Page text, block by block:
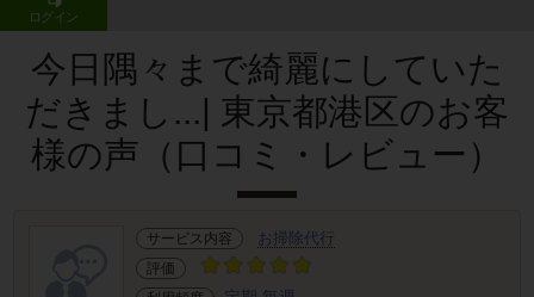
ログイン
お客様の声･口コミ詳細
今日隅々まで綺麗にしていた
だきまし...| 東京都港区のお客
様の声（口コミ・レビュー）
サービス内容 お掃除代行
評価